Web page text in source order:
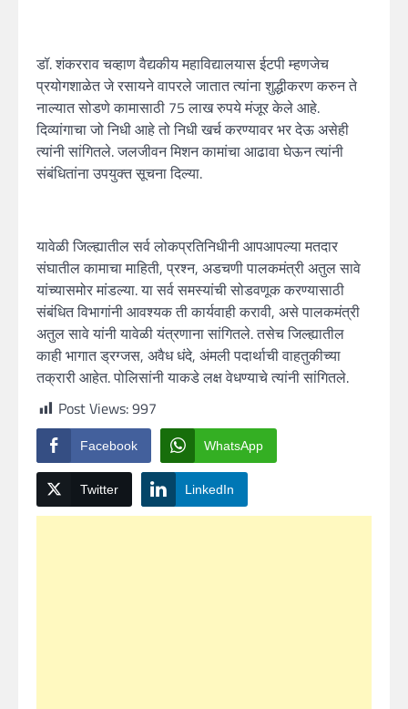
डॉ. शंकरराव चव्हाण वैद्यकीय महाविद्यालयास ईटपी म्हणजेच
प्रयोगशाळेत जे रसायने वापरले जातात त्यांना शुद्धीकरण करुन ते
नाल्यात सोडणे कामासाठी 75 लाख रुपये मंजूर केले आहे.
दिव्यांगाचा जो निधी आहे तो निधी खर्च करण्यावर भर देऊ असेही
त्यांनी सांगितले. जलजीवन मिशन कामांचा आढावा घेऊन त्यांनी
संबंधितांना उपयुक्त सूचना दिल्या.
यावेळी जिल्ह्यातील सर्व लोकप्रतिनिधीनी आपआपल्या मतदार
संघातील कामाचा माहिती, प्रश्न, अडचणी पालकमंत्री अतुल सावे
यांच्यासमोर मांडल्या. या सर्व समस्यांची सोडवणूक करण्यासाठी
संबंधित विभागांनी आवश्यक ती कार्यवाही करावी, असे पालकमंत्री
अतुल सावे यांनी यावेळी यंत्रणाना सांगितले. तसेच जिल्ह्यातील
काही भागात ड्रग्जस, अवैध धंदे, अंमली पदार्थाची वाहतुकीच्या
तक्रारी आहेत. पोलिसांनी याकडे लक्ष वेधण्याचे त्यांनी सांगितले.
Post Views:997
Facebook WhatsApp
Twitter LinkedIn